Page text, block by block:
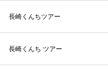
長崎くんちツアー
長崎くんち ツアー